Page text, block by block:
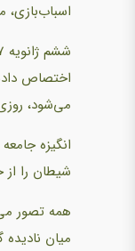
اختصاص
می‌شود،
انگیزه
شیطان را
همه تصور
میان